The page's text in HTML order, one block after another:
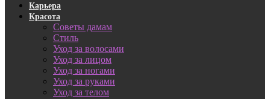
Карьера
Красота
Советы дамам
Стиль
Уход за волосами
Уход за лицом
Уход за ногами
Уход за руками
Уход за телом